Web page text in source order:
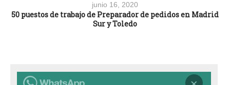
junio 16, 2020
50 puestos de trabajo de Preparador de pedidos en Madrid
Sur y Toledo